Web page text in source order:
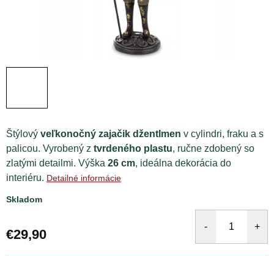
Štýlový veľkonočný zajačik džentlmen v cylindri, fraku a s
palicou. Vyrobený z tvrdeného plastu, ručne zdobený so
zlatými detailmi. Výška 26 cm, ideálna dekorácia do
interiéru. Detailné informácie
Skladom
€29,90